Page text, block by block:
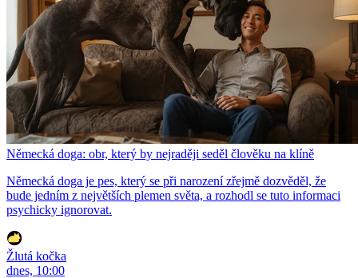
Německá doga: obr, který by nejraději seděl člověku na klíně
Německá doga je pes, který se při narození zřejmě dozvěděl, že
bude jedním z největších plemen světa, a rozhodl se tuto informaci
psychicky ignorovat.
Žlutá kočka
dnes, 10:00